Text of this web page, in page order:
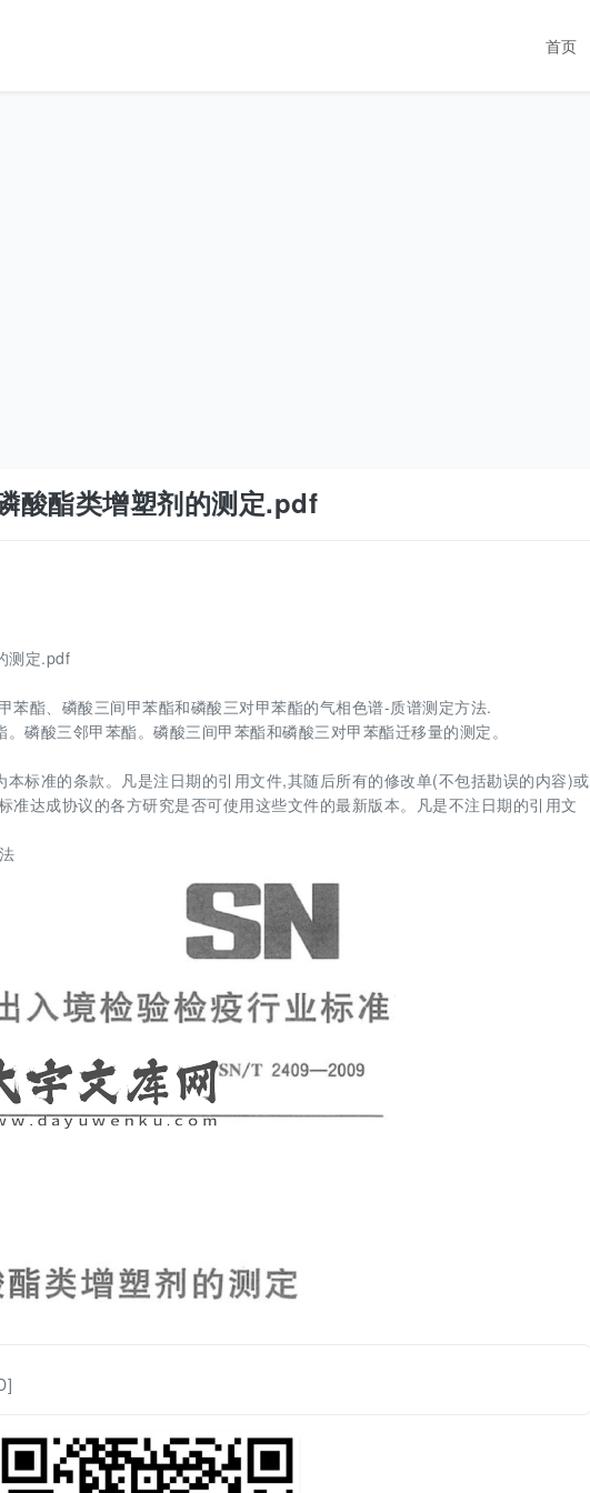
首页
酸酯类增塑剂的测定.pdf
测定.pdf
苯酯、磷酸三间甲苯酯和磷酸三对甲苯酯的气相色谱-质谱测定方法.
磷酸三邻甲苯酯。磷酸三间甲苯酯和磷酸三对甲苯酯迁移量的测定。
标准的条款。凡是注日期的引用文件,其随后所有的修改单(不包括勘误的内容)或
准达成协议的各方研究是否可使用这些文件的最新版本。凡是不注日期的引用文